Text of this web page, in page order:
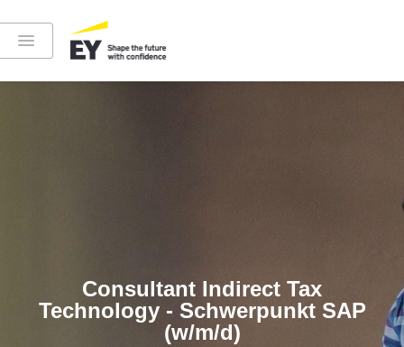
Instagram
Höre in die EY-Welt rein
Consultant Indirect Tax
Technology - Schwerpunkt SAP
(w/m/d)